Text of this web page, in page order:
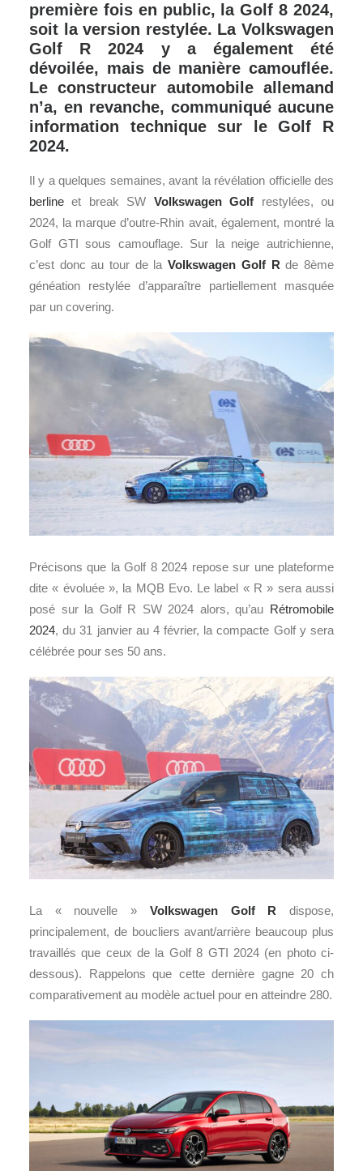
première fois en public, la Golf 8 2024,
soit la version restylée. La Volkswagen
Golf R 2024 y a également été
dévoilée, mais de manière camouflée.
Le constructeur automobile allemand
n’a, en revanche, communiqué aucune
information technique sur le Golf R
2024.
Il y a quelques semaines, avant la révélation officielle des
berline et break SW VolkswagenGolf restylées, ou
2024, la marque d’outre-Rhin avait, également, montré la
Golf GTI sous camouflage. Sur la neige autrichienne,
c’est donc au tour de laVolkswagen Golf R de 8ème
généation restylée d’apparaître partiellement masquée
par un covering.
Précisons que la Golf 8 2024 repose sur une plateforme
dite « évoluée », la MQB Evo. Le label « R » sera aussi
posé sur la Golf R SW 2024 alors, qu’au Rétromobile
2024, du 31 janvier au 4 février, la compacte Golf y sera
célébrée pour ses 50 ans.
La « nouvelle » Volkswagen Golf R dispose,
principalement, de boucliers avant/arrière beaucoup plus
travaillés que ceux de la Golf 8 GTI 2024 (en photo ci-
dessous). Rappelons que cette dernière gagne 20 ch
comparativement au modèle actuel pour en atteindre 280.